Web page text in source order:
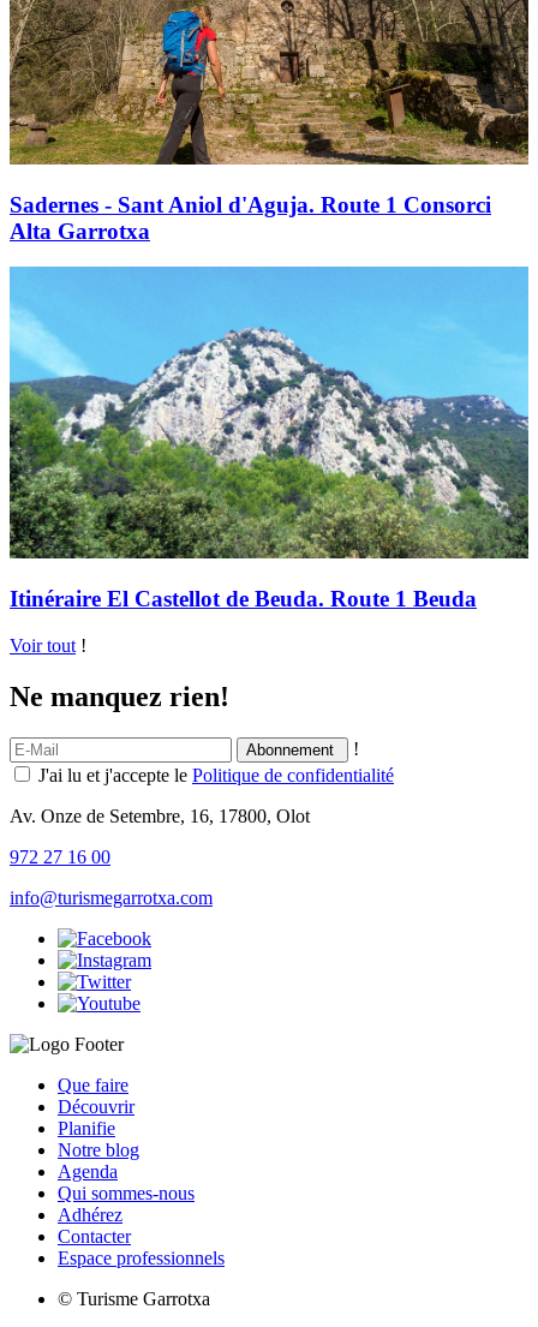
Sadernes - Sant Aniol d'Aguja. Route 1 Consorci
Alta Garrotxa
Itinéraire El Castellot de Beuda. Route 1 Beuda
Voir tout !
Ne manquez rien!
!
J'ai lu et j'accepte le Politique de confidentialité
Av. Onze de Setembre, 16, 17800, Olot
972 27 16 00
info@turismegarrotxa.com
Que faire
Découvrir
Planifie
Notre blog
Agenda
Qui sommes-nous
Adhérez
Contacter
Espace professionnels
© Turisme Garrotxa